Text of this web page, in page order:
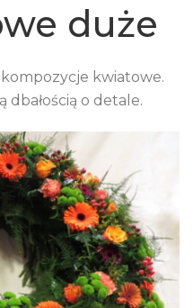
duże
kwiatowe.
dbałością o detale.